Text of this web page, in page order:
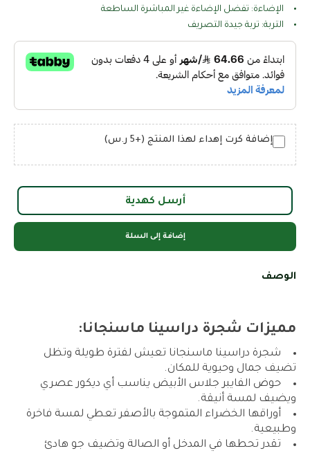
الإضاءة: تفضل الإضاءة غير المباشرة الساطعة
التربة: تربة جيدة التصريف
إضافة كرت إهداء لهذا المنتج (+5 ر.س)
إضافة إلى السلة
أرسل كهدية
الوصف
مميزات شجرة دراسينا ماسنجانا:
شجرة دراسينا ماسنجانا تعيش لفترة طويلة وتظل
تضيف جمال وحيوية للمكان.
حوض الفايبر جلاس الأبيض يناسب أي ديكور عصري
ويضيف لمسة أنيقة.
أوراقها الخضراء المتموجة بالأصفر تعطي لمسة فاخرة
وطبيعية.
تقدر تحطها في المدخل أو الصالة وتضيف جو هادئ